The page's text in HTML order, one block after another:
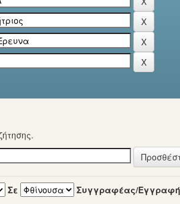
Σε Συγγραφέας/Εγγραφή